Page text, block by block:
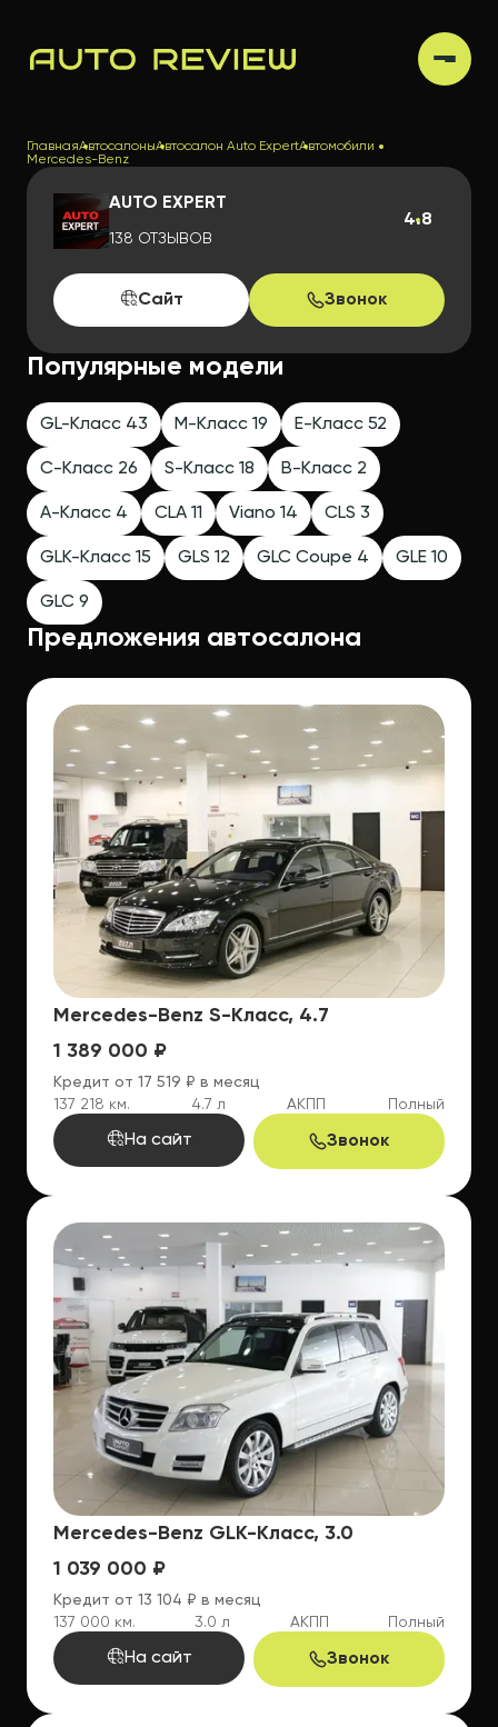
ГлавнаяАвтосалоныАвтосалон Auto ExpertАвтомобили
Mercedes-Benz
AUTO EXPERT
138 ОТЗЫВОВ
4.8
Сайт Звонок
Популярные модели
GL-Класс 43 M-Класс 19 E-Класс 52
C-Класс 26 S-Класс 18 B-Класс 2
A-Класс 4 CLA 11 Viano 14 CLS 3
GLK-Класс 15 GLS 12 GLC Coupe 4 GLE 10
GLC 9
Предложения автосалона
Mercedes-Benz S-Класс, 4.7
1 389 000 ₽
Кредит от 17 519 ₽ в месяц
137 218 км.
4.7 л АКПП Полный
На сайт Звонок
Mercedes-Benz GLK-Класс, 3.0
1 039 000 ₽
Кредит от 13 104 ₽ в месяц
137 000 км.
3.0 л АКПП Полный
На сайт Звонок